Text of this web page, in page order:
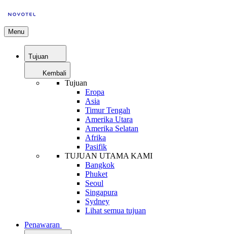
Menu
Tujuan
Kembali
Tujuan
Eropa
Asia
Timur Tengah
Amerika Utara
Amerika Selatan
Afrika
Pasifik
TUJUAN UTAMA KAMI
Bangkok
Phuket
Seoul
Singapura
Sydney
Lihat semua tujuan
Penawaran